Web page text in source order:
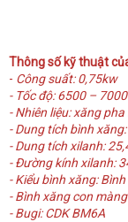
Thông số kỹ thuật
- Công suất: 0,75kw
- Tốc độ: 6500 –
- Nhiên liệu: xăng
- Dung tích bình
- Dung tích xilanh:
- Đường kính xilanh:
- Kiểu bình xăng:
- Bình xăng con
- Bugi: CDK BM6A